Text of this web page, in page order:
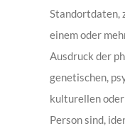
Standortdaten,
einem oder
Ausdruck der
genetischen,
kulturellen
Person sind,